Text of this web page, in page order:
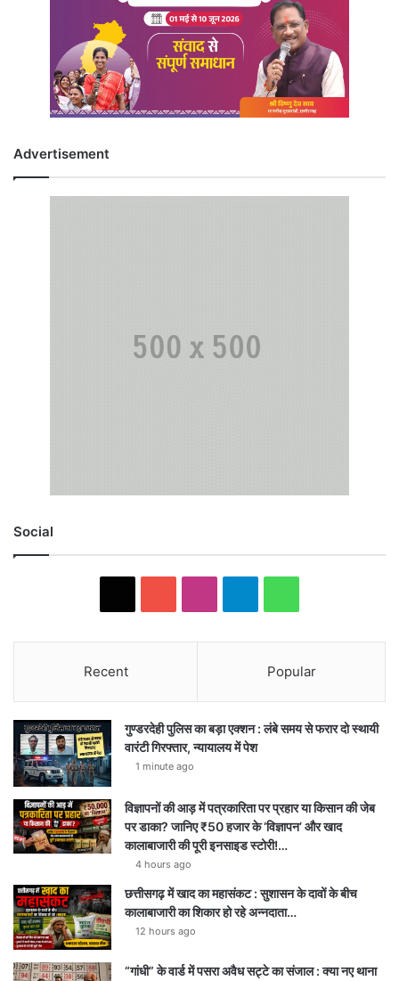
Advertisement
Social
Recent Popular
गुण्डरदेही पुलिस का बड़ा एक्शन : लंबे समय से फरार दो स्थायी
वारंटी गिरफ्तार, न्यायालय में पेश
1 minute ago
विज्ञापनों की आड़ में पत्रकारिता पर प्रहार या किसान की जेब
पर डाका? जानिए ₹50 हजार के ‘विज्ञापन’ और खाद
कालाबाजारी की पूरी इनसाइड स्टोरी!…
4 hours ago
छत्तीसगढ़ में खाद का महासंकट : सुशासन के दावों के बीच
कालाबाजारी का शिकार हो रहे अन्नदाता…
12 hours ago
“गांधी” के वार्ड में पसरा अवैध सट्टे का संजाल : क्या नए थाना